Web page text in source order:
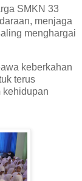
SMKN 33
menjaga
menghargai
keberkahan
terus
kehidupan